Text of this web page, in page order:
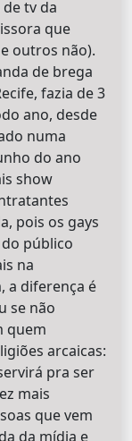
tv da
que
outros não).
de brega
fazia de 3
ano, desde
numa
do ano
show
pois os gays
público
na
a diferença é
se não
quem
arcaicas:
pra ser
mais
que vem
da mídia e